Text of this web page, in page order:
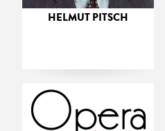
HELMUT PITSCH